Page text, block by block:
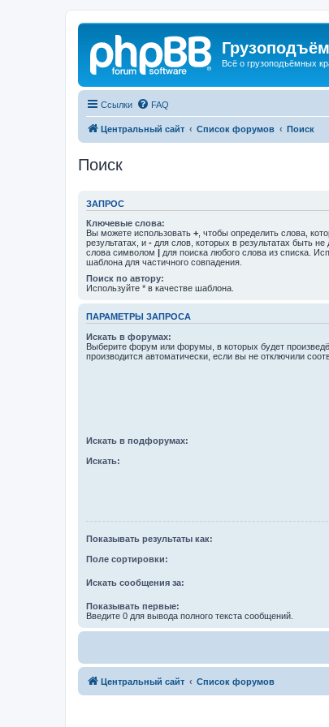
Всё о грузоподъёмных
Ссылки FAQ
Центральный сайт Список форумов Поиск
Поиск
ЗАПРОС
Ключевые слова:
Вы можете использовать + , чтобы определить слова,
результатах, и - для слов, которых в результатах быть
слова символом | для поиска любого слова из списка.
шаблона для частичного совпадения.
Поиск по автору:
Используйте * в качестве шаблона.
ПАРАМЕТРЫ ЗАПРОСА
Искать в форумах:
Выберите форум или форумы, в которых будет
производится автоматически, если вы не отключили
Искать в подфорумах:
Искать:
Показывать результаты как:
Поле сортировки:
Искать сообщения за:
Показывать первые:
Введите 0 для вывода полного текста сообщений.
Центральный сайт Список форумов